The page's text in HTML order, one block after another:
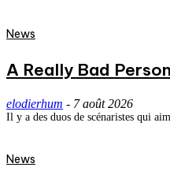
News
A Really Bad
elodierhum - 7 août 2026
Il y a des duos de scénaristes qui
News